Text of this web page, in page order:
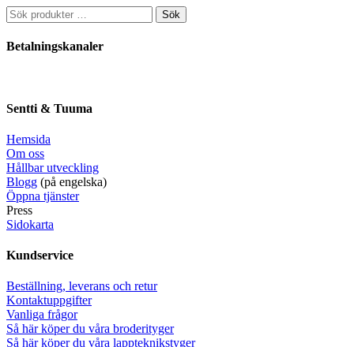
Sök
efter:
Sök
Betalningskanaler
Sentti & Tuuma
Hemsida
Om oss
Hållbar utveckling
Blogg (på engelska)
Öppna tjänster
Press
Sidokarta
Kundservice
Beställning, leverans och retur
Kontaktuppgifter
Vanliga frågor
Så här köper du våra broderityger
Så här köper du våra lappteknikstyger